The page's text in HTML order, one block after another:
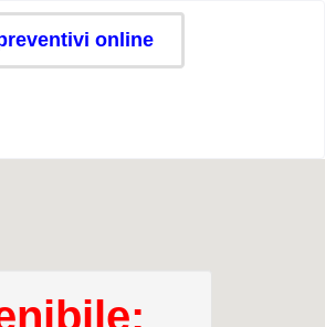
online